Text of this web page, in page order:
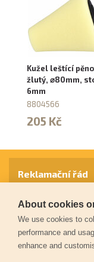
Kužel leštící
žlutý, ⌀80mm,
6mm
8804566
205 Kč
Reklamační řád
Záruční
Ochrana
About cookies
We use cookies to
performance and
enhance and